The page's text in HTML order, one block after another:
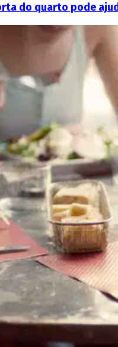
do quarto pode